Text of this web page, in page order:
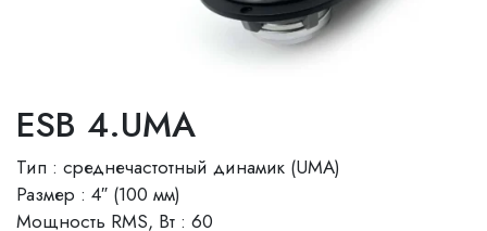
ESB 4.UMA
Тип : среднечастотный динамик (UMA)
Размер : 4″ (100 мм)
Мощность RMS, Вт : 60